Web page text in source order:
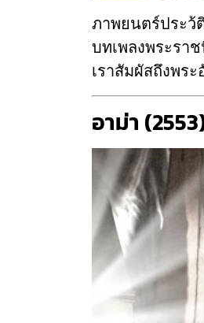
ภาพยนตร์ประว้
บทเพลงพระรา
เราสัมผัสถึงพร
อาม่า